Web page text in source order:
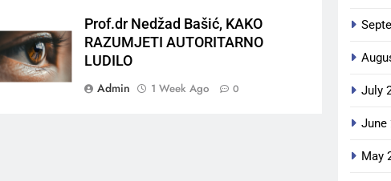
Prof.dr Nedžad Bašić, KAKO
RAZUMJETI AUTORITARNO
LUDILO
Admin
1 Week Ago 0 July
June
May